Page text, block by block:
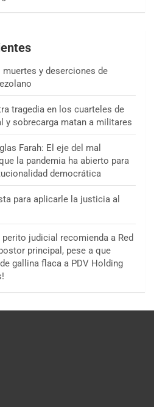
muertes y deserciones de
tragedia en los cuarteles de
y sobrecarga matan a militares
Farah: El eje del mal
la pandemia ha abierto para
democrática
para aplicarle la justicia al
perito judicial recomienda a Red
principal, pese a que
gallina flaca a PDV Holding